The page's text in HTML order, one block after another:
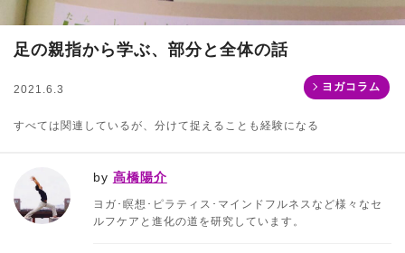
足の親指から学ぶ、部分と全体の話
2021.6.3 ヨガコラム
すべては関連しているが、分けて捉えることも経験になる
by 高橋陽介
ヨガ･瞑想･ピラティス･マインドフルネスなど様々なセ
ルフケアと進化の道を研究しています。